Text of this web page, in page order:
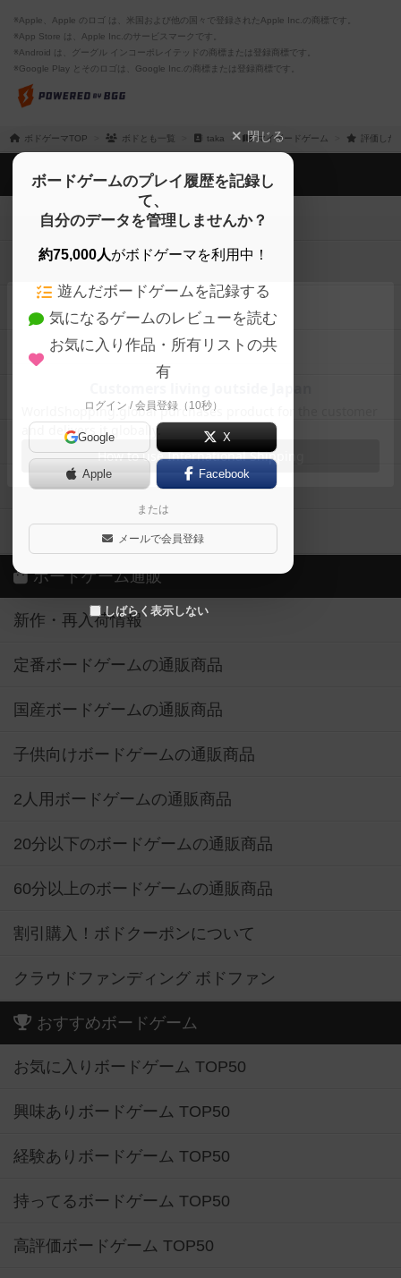
※Apple、Apple のロゴ は、米国および他の国々で登録されたApple Inc.の商標です。
※App Store は、Apple Inc.のサービスマークです。
※Android は、グーグル インコーポレイテッドの商標または登録商標です。
※Google Play とそのロゴは、Google Inc.の商標または登録商標です。
ボドゲーマTOP ボドとも一覧 taka マイボードゲーム 評価した
閉じる
ボードゲームのプレイ履歴を記録し
て、
自分のデータを管理しませんか？
約75,000人がボドゲーマを利用中！
遊んだボードゲームを記録する
気になるゲームのレビューを読む
お気に入り作品・所有リストの共
有
ログイン / 会員登録（10秒）
Google X
Apple Facebook
または
メールで会員登録
しばらく表示しない
ボドゲーマTOP
ボードゲームを検索する
ボードゲームの新着レビュー
ボードゲーム会情報
メカニクス特集
掲示板・トピックス
ボドとも・会員一覧
ボードゲーム業界コラム
ボドゲーマご利用案内
ボードゲーム通販
新作・再入荷情報
定番ボードゲームの通販商品
国産ボードゲームの通販商品
子供向けボードゲームの通販商品
2人用ボードゲームの通販商品
20分以下のボードゲームの通販商品
60分以上のボードゲームの通販商品
割引購入！ボドクーポンについて
クラウドファンディング ボドファン
おすすめボードゲーム
お気に入りボードゲーム TOP50
興味ありボードゲーム TOP50
経験ありボードゲーム TOP50
持ってるボードゲーム TOP50
高評価ボードゲーム TOP50